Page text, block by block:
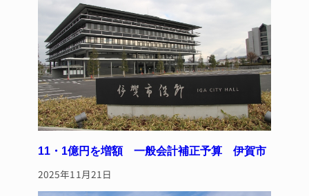
k
11・1億円を増額 一般会計補正予算 伊賀市
2025年11月21日